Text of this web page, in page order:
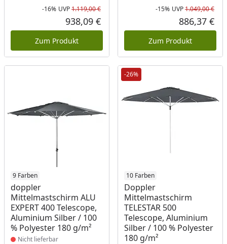
Rabatt in Prozent
-16%
Ursprünglicher Preis
UVP1.119,00 €
Aktueller Preis
938,09 €
Zum Produkt
-15% UVP1.049,00 €
886,37 €
Zum Produkt
9 Farben
doppler
Mittelmastschirm ALU
EXPERT 400 Telescope,
Aluminium Silber / 100
% Polyester 180 g/m²
Produkt nicht lieferbar
Nicht lieferbar
-26%
10 Farben
Doppler
Mittelmastschirm
TELESTAR 500
Telescope, Aluminium
Silber / 100 % Polyester
180 g/m²
Produkt nicht lieferbar